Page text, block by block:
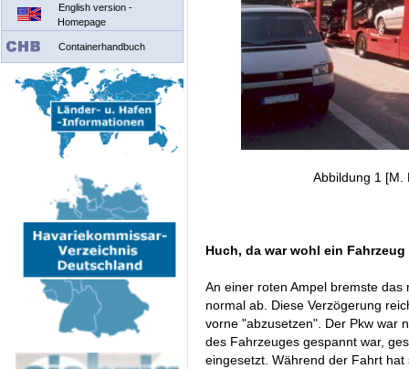
English version -
Homepage
Containerhandbuch
Abbildung 1 [M.
Huch, da war wohl ein
An einer roten Ampel bremste
normal ab. Diese Verzögerung
vorne "abzusetzen". Der Pkw war
des Fahrzeuges gespannt war,
eingesetzt. Während der Fahrt